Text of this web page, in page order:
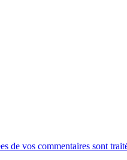
de vos commentaires sont